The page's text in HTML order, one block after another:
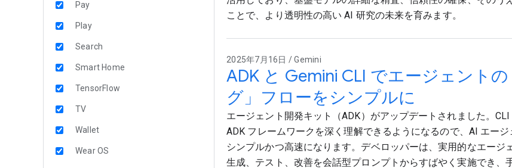
Pay
Play
Search
Smart Home
TensorFlow
TV
Wallet
Wear OS
ことで、より透明性の高い AI 研究の未来を育みます。
2025年7月16日 / Gemini
ADK と Gemini CLI でエージェント
グ」フローをシンプルに
エージェント開発キット（ADK）がアップデートされました。
ADK フレームワークを深く理解できるようになるので、AI エー
シンプルかつ高速になります。デベロッパーは、実用的なエージ
生成、テスト、改善を会話型プロンプトからすばやく実施でき、